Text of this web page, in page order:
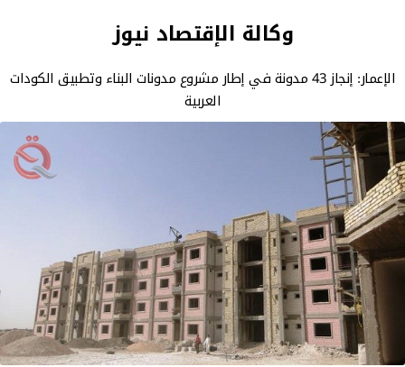
وكالة الإقتصاد نيوز
الإعمار: إنجاز 43 مدونة في إطار مشروع مدونات البناء وتطبيق الكودات
العربية